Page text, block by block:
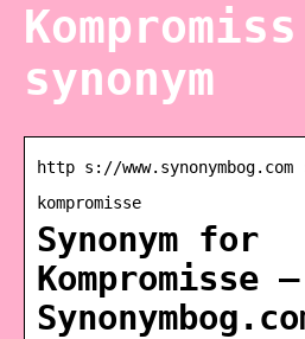
Kompromiss
synonym
http s://www.synonymbog.com
kompromisse
Synonym for
Kompromisse –